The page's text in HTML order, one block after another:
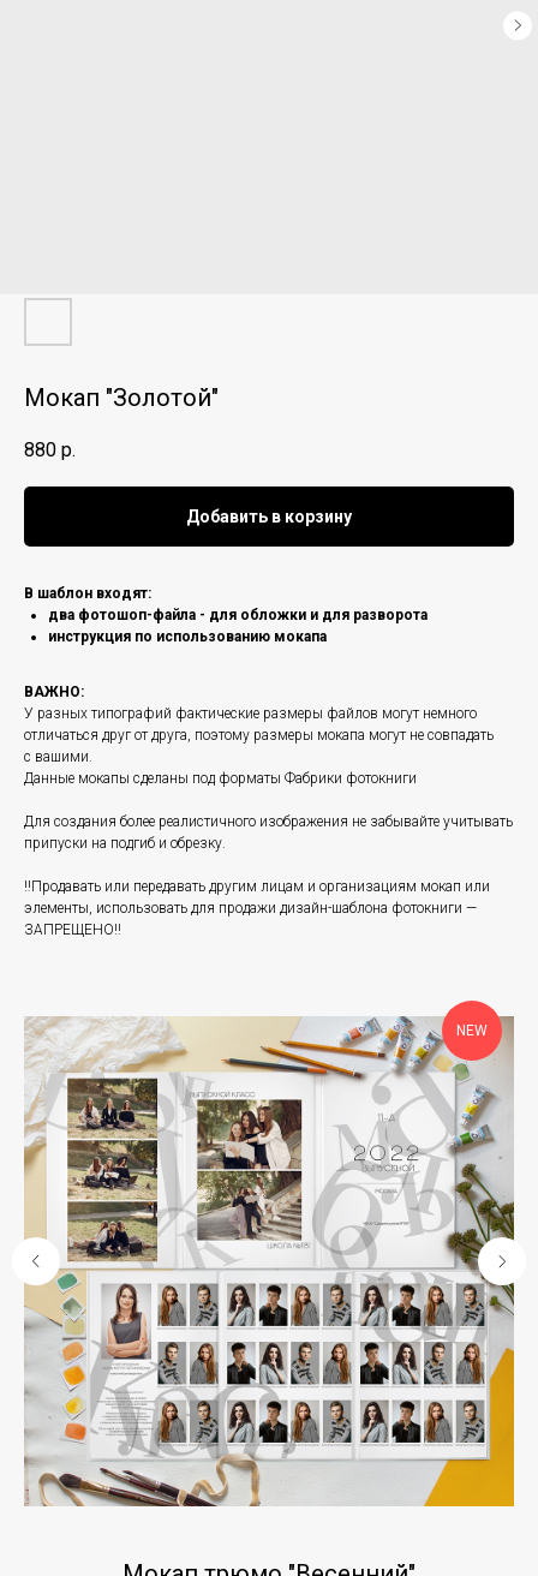
Мокап "Золотой"
880 р.
Добавить в корзину
В шаблон входят:
два фотошоп-файла - для обложки и для разворота
инструкция по использованию мокапа
ВАЖНО:
У разных типографий фактические размеры файлов могут немного
отличаться друг от друга, поэтому размеры мокапа могут не совпадать
с вашими.
Данные мокапы сделаны под форматы Фабрики фотокниги
Для создания более реалистичного изображения не забывайте учитывать
припуски на подгиб и обрезку.
‼️Продавать или передавать другим лицам и организациям мокап или
элементы, использовать для продажи дизайн-шаблона фотокниги —
ЗАПРЕЩЕНО‼️
NEW